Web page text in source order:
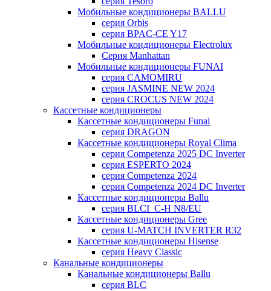
Мобильные кондиционеры BALLU
серия Orbis
серия BPAC-CE Y17
Мобильные кондиционеры Electrolux
Cерия Manhattan
Мобильные кондиционеры FUNAI
серия CAMOMIRU
серия JASMINE NEW 2024
серия CROCUS NEW 2024
Кассетные кондиционеры
Кассетные кондиционеры Funai
серия DRAGON
Кассетные кондиционеры Royal Clima
серия Competenza 2025 DC Inverter
серия ESPERTO 2024
серия Competenza 2024
серия Competenza 2024 DC Inverter
Кассетные кондиционеры Ballu
серия BLCI_C-H N8/EU
Кассетные кондиционеры Gree
серия U-MATCH INVERTER R32
Кассетные кондиционеры Hisense
серия Heavy Classic
Канальные кондиционеры
Канальные кондиционеры Ballu
серия BLC